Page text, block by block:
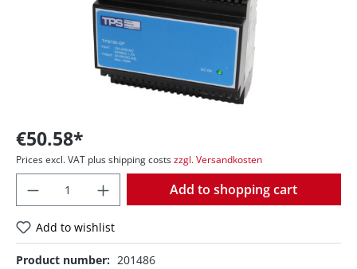
€50.58*
Prices excl. VAT plus shipping costszzgl. Versandkosten
Add to shopping cart
Add to wishlist
Product number: 201486